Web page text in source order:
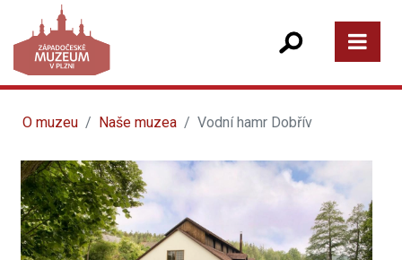
O muzeu Naše muzea Vodní hamr Dobřív